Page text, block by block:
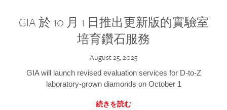
GIA 於 10 月 1 日推出更新版的實驗室
培育鑽石服務
August 25, 2025
GIA will launch revised evaluation services for D-to-Z
laboratory-grown diamonds on October 1
続きを読む